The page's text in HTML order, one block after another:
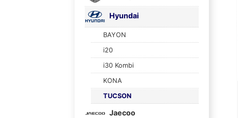
Hyundai
BAYON
i20
i30 Kombi
KONA
TUCSON
Jaecoo